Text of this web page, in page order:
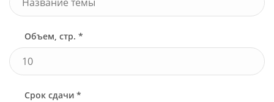
Объем, стр. *
Срок сдачи *